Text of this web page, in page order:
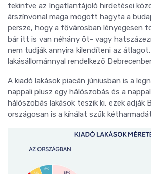
tekintve az Ingatlantájoló hirdetései
árszínvonal maga mögött hagyta a
persze, hogy a fővárosban lényegesen
bár itt is van néhány öt- vagy
nem tudják annyira kilendíteni az
lakásállománnyal rendelkező
A kiadó lakások piacán júniusban is a
nappali plusz egy hálószobás és a
hálószobás lakások teszik ki, ezek adják
országosan is a kínálat szűk